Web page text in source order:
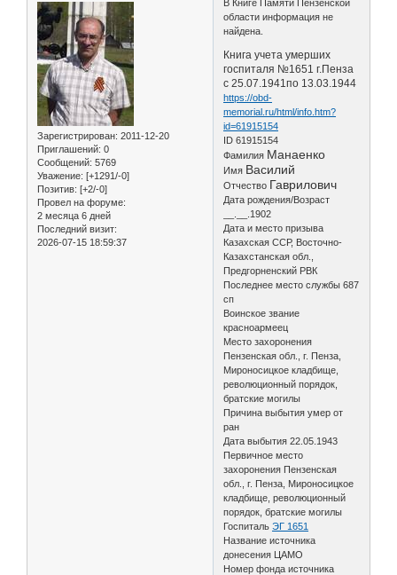
Зарегистрирован: 2011-12-20
Приглашений: 0
Сообщений: 5769
Уважение: [+1291/-0]
Позитив: [+2/-0]
Провел на форуме:
2 месяца 6 дней
Последний визит:
2026-07-15 18:59:37
В Книге Памяти Пензенской
области информация не
найдена.
Книга учета умерших
госпиталя №1651 г.Пенза
с 25.07.1941по 13.03.1944
https://obd-
memorial.ru/html/info.htm?
id=61915154
ID 61915154
Фамилия Манаенко
Имя Василий
Отчество Гаврилович
Дата рождения/Возраст
__.__.1902
Дата и место призыва
Казахская ССР, Восточно-
Казахстанская обл.,
Предгорненский РВК
Последнее место службы 687
сп
Воинское звание
красноармеец
Место захоронения
Пензенская обл., г. Пенза,
Мироносицкое кладбище,
революционный порядок,
братские могилы
Причина выбытия умер от
ран
Дата выбытия 22.05.1943
Первичное место
захоронения Пензенская
обл., г. Пенза, Мироносицкое
кладбище, революционный
порядок, братские могилы
ГоспитальЭГ 1651
Название источника
донесения ЦАМО
Номер фонда источника